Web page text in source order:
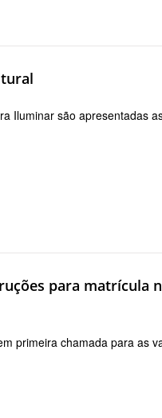
Iluminar são apresentadas
para matrícula
primeira chamada para as